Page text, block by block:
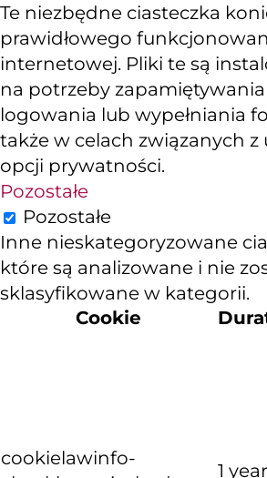
Te niezbędne ciasteczka
prawidłowego
internetowej. Pliki te są
na potrzeby zapamiętywania
logowania lub wypełniania
także w celach związanych
opcji prywatności.
Pozostałe
Pozostałe
Inne nieskategoryzowane
które są analizowane i nie
sklasyfikowane w kategorii.
Cookie
cookielawinfo-
1 year